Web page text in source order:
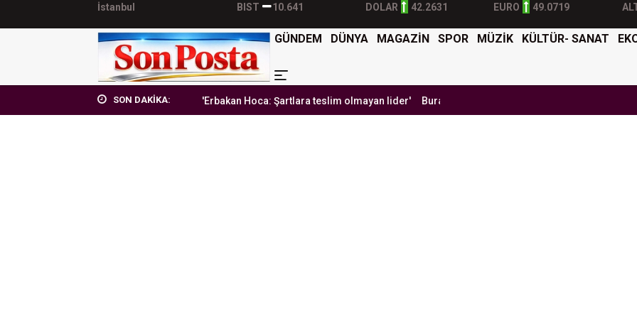
İstanbul BIST 10.641 DOLAR 42.2631 EURO 49.0719
GÜNDEM DÜNYA MAGAZİN SPOR MÜZİK KÜLTÜR- SANAT
SON DAKİKA:'Erbakan Hoca: Şartlara teslim olmayan lider' Burak Yılmaz'dan Mehmet Ekici'ye gel çağrısı BTK